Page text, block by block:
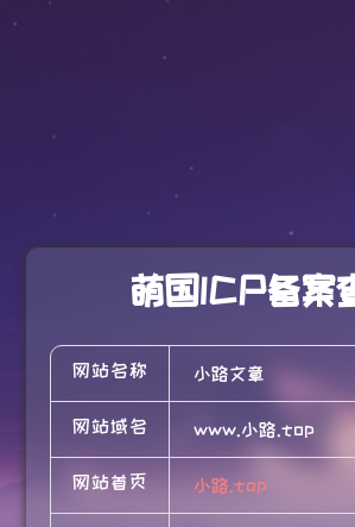
萌国ICP备案
网站名称 小路文章
网站域名 www.小路.top
网站首页 小路.top